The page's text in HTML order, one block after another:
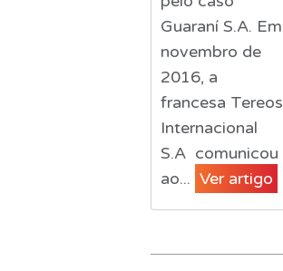
Guaraní S.A. Em
novembro de
2016, a
francesa Tereos
Internacional
S.A comunicou
ao... Ver artigo